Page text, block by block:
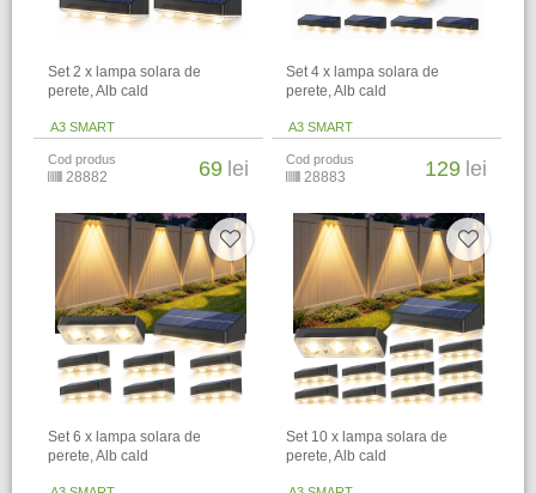
Set 2 x lampa solara de
perete, Alb cald
A3 SMART
Cod produs
28882 69 lei
Set 4 x lampa solara de
perete, Alb cald
A3 SMART
Cod produs
28883 129 lei
Set 6 x lampa solara de
perete, Alb cald
Set 10 x lampa solara de
perete, Alb cald